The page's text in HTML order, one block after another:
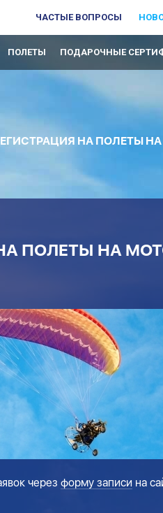
ЧАСТЫЕ ВОПРОСЫ
ПОЛЕТЫ ПОДАРОЧНЫЕ
НА ПОЛЕТЫ НА
ПОЛЕТЫ НА
через форму записи на